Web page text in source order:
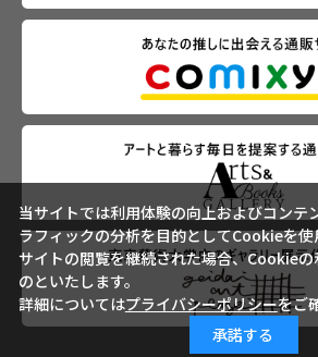
当サイトでは利用体験の向上およびコンテ
ラフィックの分析を目的としてCookieを使
サイトの閲覧を継続された場合、Cookie
のといたします。
詳細についてはプライバシーポリシーをご
承諾する